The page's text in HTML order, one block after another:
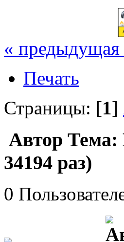
« предыдущая
Печать
Страницы: [1]
Автор Тема:
34194 раз)
0